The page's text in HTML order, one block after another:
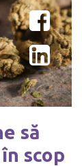
să
scop